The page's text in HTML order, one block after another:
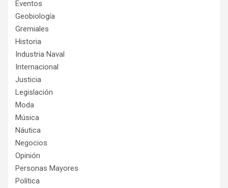
Eventos
Geobiología
Gremiales
Historia
Industria Naval
Internacional
Justicia
Legislación
Moda
Música
Náutica
Negocios
Opinión
Personas Mayores
Política